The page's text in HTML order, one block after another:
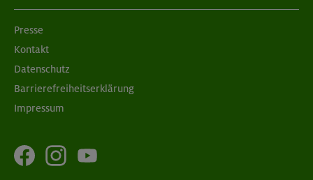
Presse
Kontakt
Datenschutz
Barrierefreiheitserklärung
Impressum